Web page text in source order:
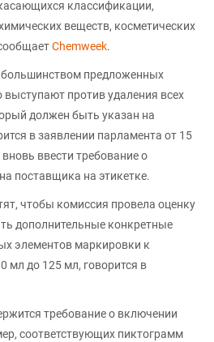
классификации,
веществ, косметических
Chemweek.
большинством предложенных
выступают против удаления всех
должен быть указан на
в заявлении парламента от 15
ввести требование о
поставщика на этикетке.
чтобы комиссия провела оценку
дополнительные конкретные
элементов маркировки к
мл до 125 мл, говорится в
требование о включении
соответствующих пиктограмм